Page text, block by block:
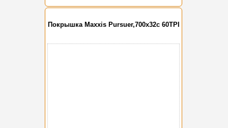
Покрышка Maxxis Pursuer,700x32c 60TPI